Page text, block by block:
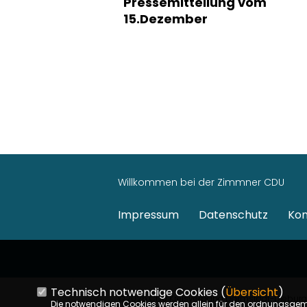
15.Dezember
Willkommen bei der Zimmner CDU
Impressum Datenschutz
©2026 CDU Kreisverband Darmstadt-
Technisch notwendige Cookies (Übersicht)
Die notwendigen Cookies werden allein für den